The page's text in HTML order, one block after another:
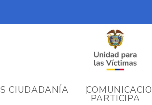
CIUDADANÍA
PARTICIPA